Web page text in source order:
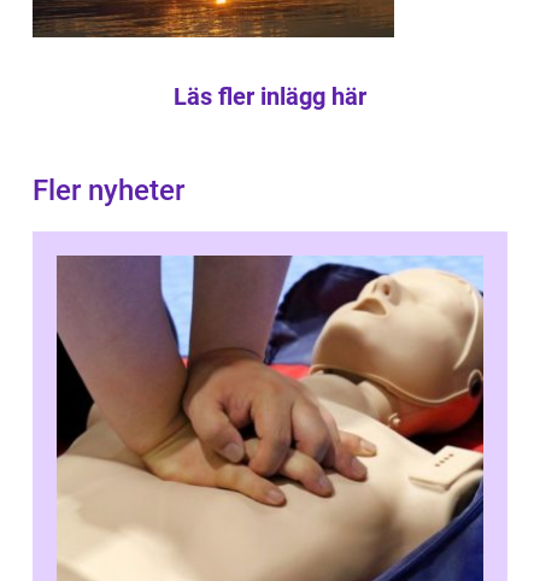
Läs fler inlägg här
Fler nyheter